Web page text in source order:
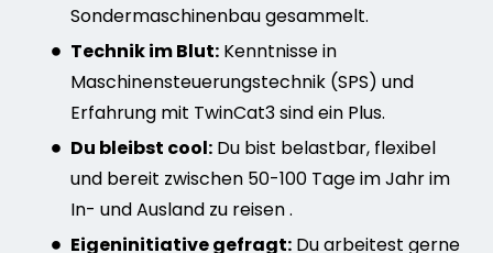
Sondermaschinenbau gesammelt.
Technik im Blut: Kenntnisse in
Maschinensteuerungstechnik (SPS) und
Erfahrung mit TwinCat3 sind ein Plus.
Du bleibst cool: Du bist belastbar, flexibel
und bereit zwischen 50-100 Tage im Jahr im
In- und Ausland zu reisen .
Eigeninitiative gefragt: Du arbeitest gerne